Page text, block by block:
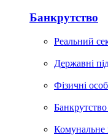
Банкрутство
Реальний
Державні
Фізичні
Банкрутство
Комунальне